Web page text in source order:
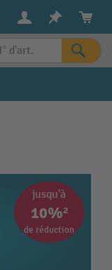
jusqu'à
10%²
de réduction